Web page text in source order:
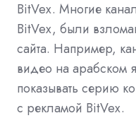
BitVex. Многие
BitVex, были
сайта. Например,
видео на арабском
показывать серию
с рекламой BitVex.